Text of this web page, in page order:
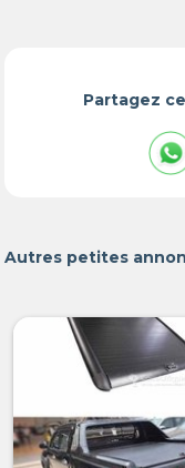
Partagez
Autres petites